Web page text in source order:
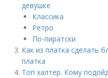
девушке
Классика
Ретро
По-пиратски
Как из платка сделать
платка
Топ халтер. Кому